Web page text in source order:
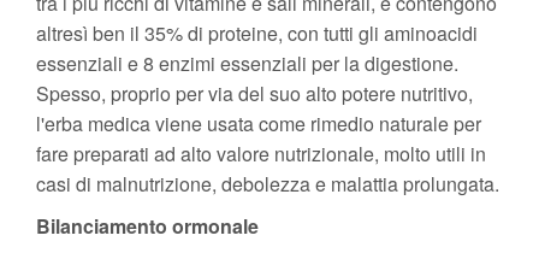
altresì ben il 35% di proteine, con tutti gli aminoacidi
essenziali e 8 enzimi essenziali per la digestione.
Spesso, proprio per via del suo alto potere nutritivo,
l'erba medica viene usata come rimedio naturale per
fare preparati ad alto valore nutrizionale, molto utili in
casi di malnutrizione, debolezza e malattia prolungata.
Bilanciamento ormonale